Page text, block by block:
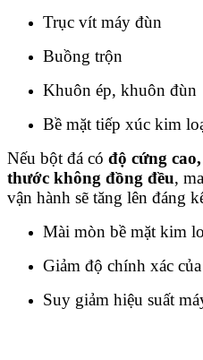
Trục vít máy đùn
Buồng trộn
Khuôn ép, khuôn đùn
Bề mặt tiếp xúc kim
Nếu bột đá có độ cứng
thước không đồng đều,
vận hành sẽ tăng lên đáng
Mài mòn bề mặt kim
Giảm độ chính xác
Suy giảm hiệu suất